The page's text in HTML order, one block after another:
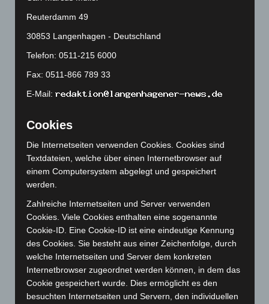
Februar 2024
(103)
Januar 2024
(111)
August 2023(134)
Juni 2023(142)
Mai 2023(139)
März 2023(174)
Februar 2023(154)
Januar 2023(140)
Dezember 2022
November 2022(167)
Oktober 2022(166)
Reuterdamm 49
30853 Langenhagen - Deutschland
Telefon: 0511-215 6000
Fax: 0511-866 789 33
E-Mail:
Cookies
Die Internetseiten verwenden Cookies. Cookies sind
Textdateien, welche über einen Internetbrowser auf
einem Computersystem abgelegt und gespeichert
werden.
Zahlreiche Internetseiten und Server verwenden
Cookies. Viele Cookies enthalten eine sogenannte
Cookie-ID. Eine Cookie-ID ist eine eindeutige Kennung
des Cookies. Sie besteht aus einer Zeichenfolge, durch
welche Internetseiten und Server dem konkreten
Internetbrowser zugeordnet werden können, in dem das
Cookie gespeichert wurde. Dies ermöglicht es den
besuchten Internetseiten und Servern, den individuellen